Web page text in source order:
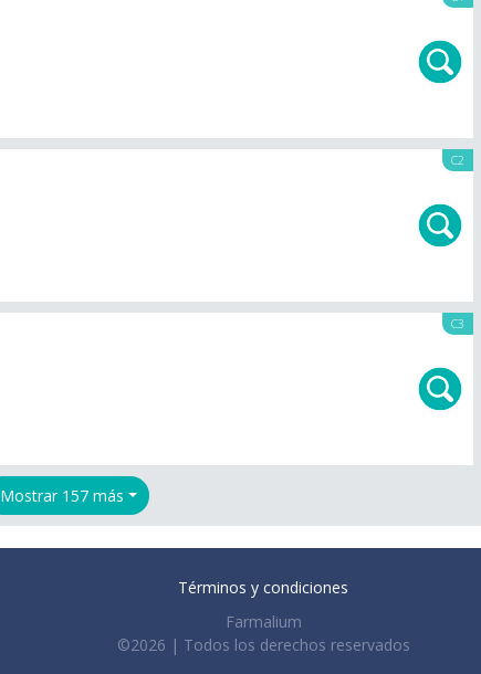
C2
C3
Mostrar 157 más
Términos y condiciones
Farmalium
©2026 | Todos los derechos reservados